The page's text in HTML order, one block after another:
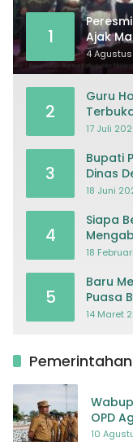
1
Ajak
Masjid
4
2
Guru
Mohon
17 Juli
3
Bupati
Dinas
18 Juni
4
Siapa
Dapodik
18
5
Baru
Puasa
14 Maret
Pemerintahan
OPD
10